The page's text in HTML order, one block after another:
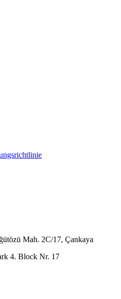
Mah. 2C/17, Çankaya
4. Block Nr. 17